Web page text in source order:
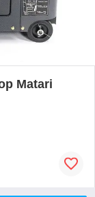
Matari